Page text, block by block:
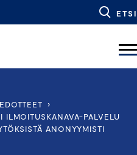
ETSI
›
ILMOITUSKANAVA-PALVELU
ANONYYMISTI